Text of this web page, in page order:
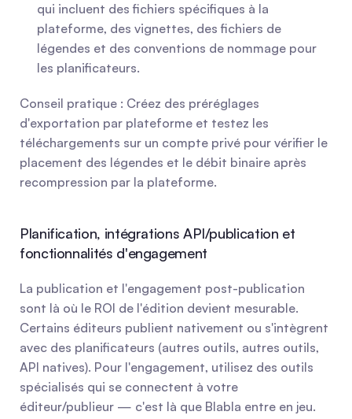
qui incluent des fichiers spécifiques à la
plateforme, des vignettes, des fichiers de
légendes et des conventions de nommage pour
les planificateurs.
Conseil pratique : Créez des préréglages
d'exportation par plateforme et testez les
téléchargements sur un compte privé pour vérifier le
placement des légendes et le débit binaire après
recompression par la plateforme.
Planification, intégrations API/publication et
fonctionnalités d'engagement
La publication et l'engagement post-publication
sont là où le ROI de l'édition devient mesurable.
Certains éditeurs publient nativement ou s'intègrent
avec des planificateurs (autres outils, autres outils,
API natives). Pour l'engagement, utilisez des outils
spécialisés qui se connectent à votre
éditeur/publieur — c'est là que Blabla entre en jeu.